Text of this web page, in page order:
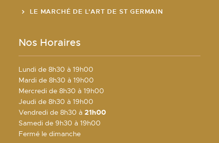
LE MARCHÉ DE L'ART DE ST GERMAIN
Nos Horaires
Lundi de 8h30 à 19h00
Mardi de 8h30 à 19h00
Mercredi de 8h30 à 19h00
Jeudi de 8h30 à 19h00
Vendredi de 8h30 à 21h00
Samedi de 9h30 à 19h00
Fermé le dimanche